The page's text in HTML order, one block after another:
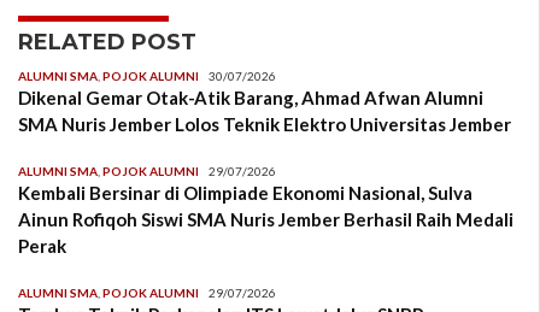
RELATED POST
ALUMNI SMA POJOK ALUMNI 30/07/2026
Dikenal Gemar Otak-Atik Barang, Ahmad Afwan Alumni
SMA Nuris Jember Lolos Teknik Elektro Universitas Jember
ALUMNI SMA POJOK ALUMNI 29/07/2026
Kembali Bersinar di Olimpiade Ekonomi Nasional, Sulva
Ainun Rofiqoh Siswi SMA Nuris Jember Berhasil Raih Medali
Perak
ALUMNI SMA POJOK ALUMNI 29/07/2026